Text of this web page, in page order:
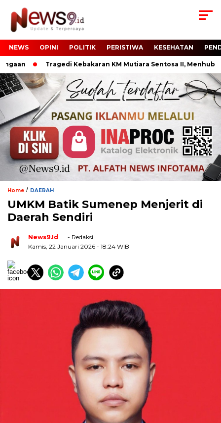
NEWS OPINI POLITIK PERISTIWA KESEHATAN
Tragedi Kebakaran KM Mutiara Sentosa II, Menhub RI
Home / DAERAH
UMKM Batik Sumenep Menjerit di
Daerah Sendiri
News9.id
- Redaksi
Kamis, 22 Januari 2026 - 18:24 WIB